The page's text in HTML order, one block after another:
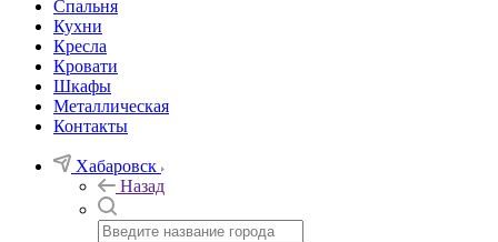
Спальня
Кухни
Кресла
Кровати
Шкафы
Металлическая
Контакты
Хабаровск
Назад